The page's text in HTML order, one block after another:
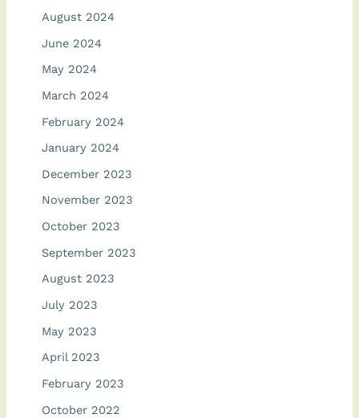
August 2024
June 2024
May 2024
March 2024
February 2024
January 2024
December 2023
November 2023
October 2023
September 2023
August 2023
July 2023
May 2023
April 2023
February 2023
October 2022